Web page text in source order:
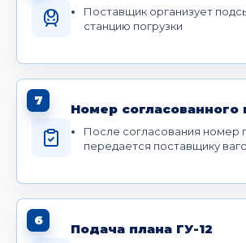
Поставщик организует
станцию погрузки
7
Номер согласованного
После согласования номер
передается поставщику
6
Подача плана ГУ-12